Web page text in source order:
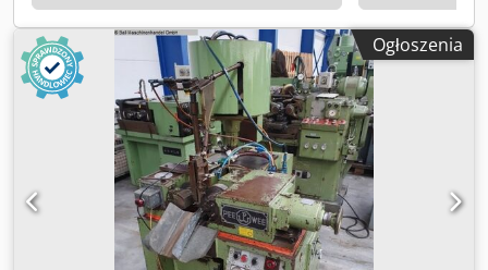
rolki roboczej: narzędzie Ø69,85: 215 mm, narzędzie Ø80:
210 mm Minimalna średnica rolki roboczej: narzędzie
Ø69,85: 176-178 mm, narzędzie Ø80: 176 mm Siła
walcowania maks. 40 t Wymiary: 3,4 m x 2,9 m x 2,2 m
Dcedpfx Aexytmhectsk Waga: 4900 kg Wyposażenie: - Filtr
do chłodziwa - Druga para wrzecion (1x do narzędzi Ø69,85
mm, 1x do narzędzi Ø80 mm)
Ogłoszenia